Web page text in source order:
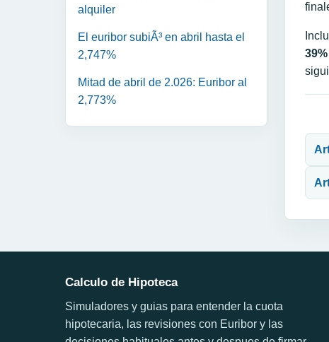
alquiler
El euribor subiÃ³ en abril hasta el
2,747%
Mitad de abril de 2.026: Euribor al
2,773%
Calculo de Hipoteca
Simuladores y guias para entender la cuota
hipotecaria, las revisiones con Euribor y las